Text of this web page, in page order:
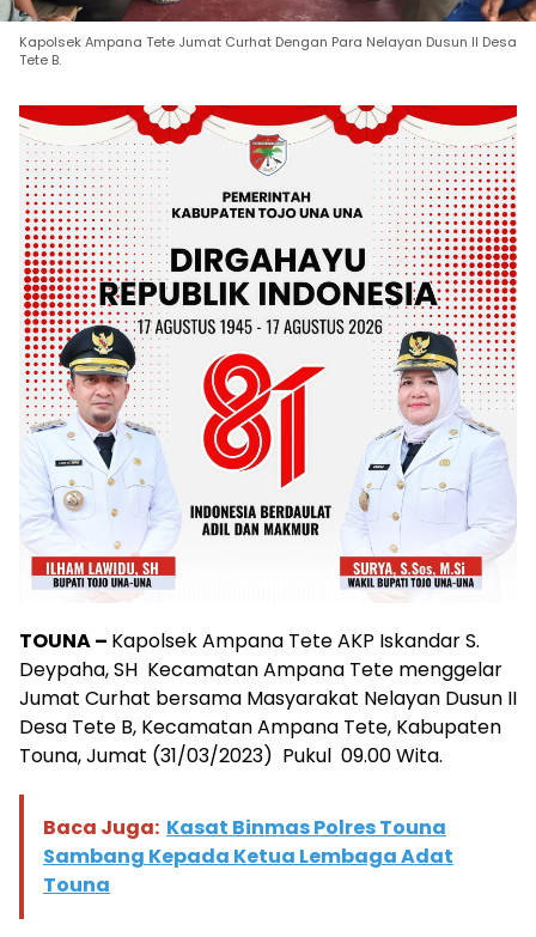
Kapolsek Ampana Tete Jumat Curhat Dengan Para Nelayan Dusun II Desa
Tete B.
TOUNA – Kapolsek Ampana Tete AKP Iskandar S.
Deypaha, SH Kecamatan Ampana Tete menggelar
Jumat Curhat bersama Masyarakat Nelayan Dusun II
Desa Tete B, Kecamatan Ampana Tete, Kabupaten
Touna, Jumat (31/03/2023) Pukul 09.00 Wita.
Baca Juga: Kasat Binmas Polres Touna
Sambang Kepada Ketua Lembaga Adat
Touna